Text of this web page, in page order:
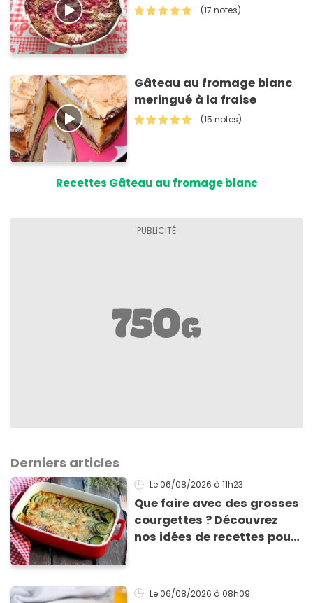
(17 notes)
Gâteau au fromage blanc
meringué à la fraise
(15 notes)
Recettes Gâteau au fromage blanc
Derniers articles
Le 06/08/2026 à 11h23
Que faire avec des grosses
courgettes ? Découvrez
nos idées de recettes pour
Le 06/08/2026 à 08h09